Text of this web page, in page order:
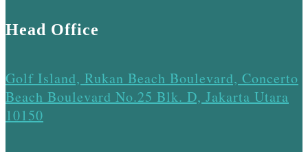
Head Office
Golf Island, Rukan Beach Boulevard, Concerto
Beach Boulevard No.25 Blk. D, Jakarta Utara
10150